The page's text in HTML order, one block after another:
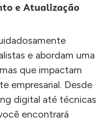
e Atualização
e abordam uma
que impactam
empresarial. Desde
digital até técnicas
encontrará